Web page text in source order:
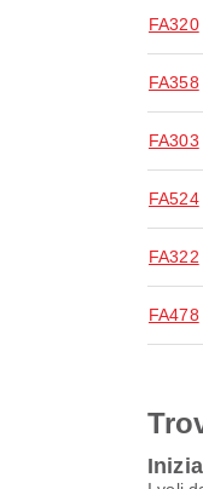
FA320
FA358
FA303
FA524
FA322
FA478